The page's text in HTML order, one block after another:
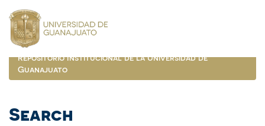
navigation
Repositorio Institucional de la Universidad de
Guanajuato
Search